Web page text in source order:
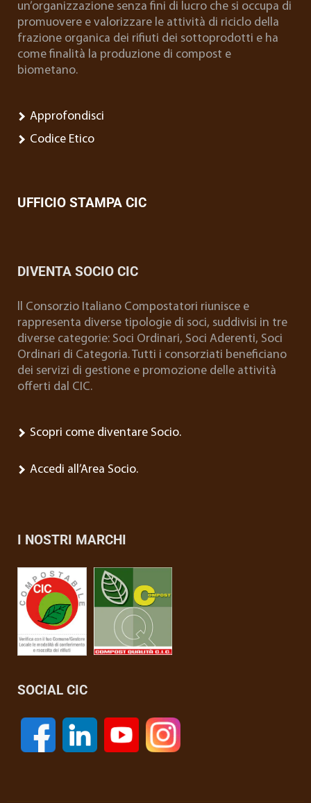
un’organizzazione senza fini di lucro che si occupa di
promuovere e valorizzare le attività di riciclo della
frazione organica dei rifiuti dei sottoprodotti e ha
come finalità la produzione di compost e
biometano.
Approfondisci
Codice Etico
UFFICIO STAMPA CIC
DIVENTA SOCIO CIC
ll Consorzio Italiano Compostatori riunisce e
rappresenta diverse tipologie di soci, suddivisi in tre
diverse categorie: Soci Ordinari, Soci Aderenti, Soci
Ordinari di Categoria. Tutti i consorziati beneficiano
dei servizi di gestione e promozione delle attività
offerti dal CIC.
Scopri come diventare Socio.
Accedi all’Area Socio.
I NOSTRI MARCHI
SOCIAL CIC